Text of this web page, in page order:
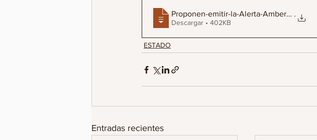
Proponen-emitir-la-Alerta-Amber-de-forma
.
Descargar • 402KB
ESTADO
Entradas recientes